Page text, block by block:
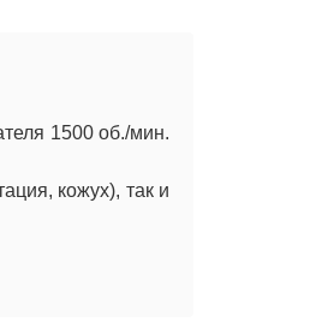
1500 об./мин.
кожух), так и